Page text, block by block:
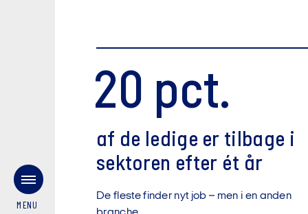
MENU
20 pct.
af de ledige er tilbage i
sektoren efter ét år
De fleste finder nyt job – men i en anden